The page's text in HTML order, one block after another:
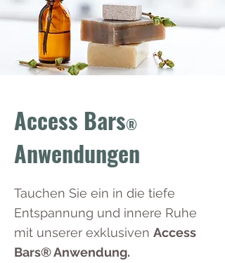
Access Bars®
Anwendungen
Tauchen Sie ein in die tiefe
Entspannung und innere Ruhe
mit unserer exklusiven Access
Bars® Anwendung.